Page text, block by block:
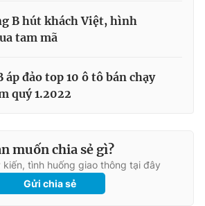
B hút khách Việt, hình
tam mã
áp đảo top 10 ô tô bán chạy
quý 1.2022
muốn chia sẻ gì?
kiến, tình huống giao thông tại đây
Gửi chia sẻ